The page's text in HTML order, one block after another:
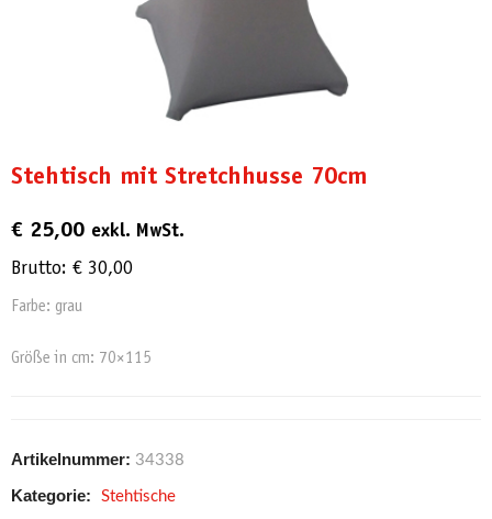
Stehtisch mit Stretchhusse 70cm
€ 25,00 exkl. MwSt.
Brutto: € 30,00
Farbe: grau
Größe in cm: 70×115
Artikelnummer: 34338
Kategorie: Stehtische